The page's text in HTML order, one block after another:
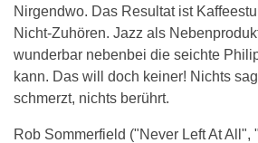
Nirgendwo. Das Resultat ist
Nicht-Zuhören. Jazz als
wunderbar nebenbei die seichte
kann. Das will doch keiner! Nichts
schmerzt, nichts berührt.
Rob Sommerfield ("Never Left At All",